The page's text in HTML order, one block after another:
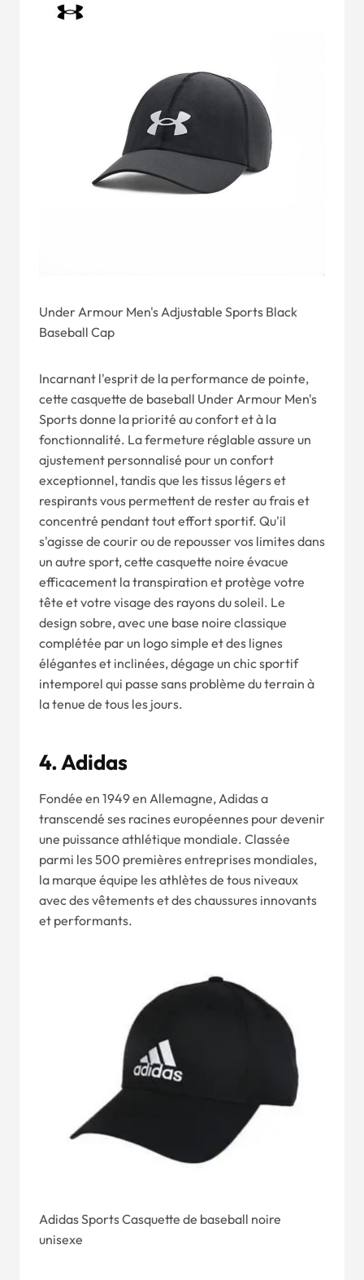
Under Armour Men's Adjustable Sports Black
Baseball Cap
Incarnant l'esprit de la performance de pointe,
cette casquette de baseball Under Armour Men's
Sports donne la priorité au confort et à la
fonctionnalité. La fermeture réglable assure un
ajustement personnalisé pour un confort
exceptionnel, tandis que les tissus légers et
respirants vous permettent de rester au frais et
concentré pendant tout effort sportif. Qu'il
s'agisse de courir ou de repousser vos limites dans
un autre sport, cette casquette noire évacue
efficacement la transpiration et protège votre
tête et votre visage des rayons du soleil. Le
design sobre, avec une base noire classique
complétée par un logo simple et des lignes
élégantes et inclinées, dégage un chic sportif
intemporel qui passe sans problème du terrain à
la tenue de tous les jours.
4. Adidas
Fondée en 1949 en Allemagne, Adidas a
transcendé ses racines européennes pour devenir
une puissance athlétique mondiale. Classée
parmi les 500 premières entreprises mondiales,
la marque équipe les athlètes de tous niveaux
avec des vêtements et des chaussures innovants
et performants.
Adidas Sports Casquette de baseball noire
unisexe